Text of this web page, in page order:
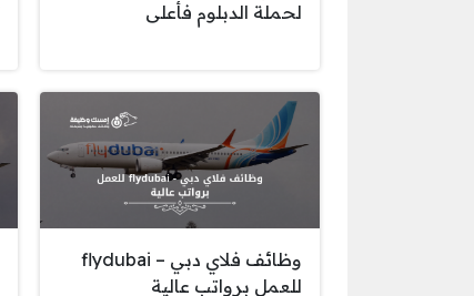
لحملة الدبلوم فأعلى
وظائف فلاي دبي – flydubai
للعمل برواتب عالية